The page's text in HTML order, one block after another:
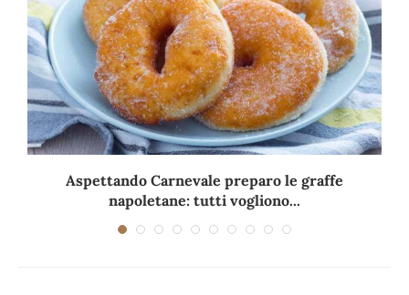
Aspettando Carnevale preparo le graffe
napoletane: tutti vogliono...